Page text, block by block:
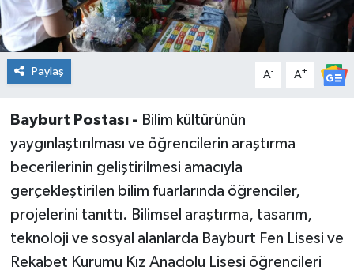
Paylaş A- A+
Bayburt Postası - Bilim kültürünün
yaygınlaştırılması ve öğrencilerin araştırma
becerilerinin geliştirilmesi amacıyla
gerçekleştirilen bilim fuarlarında öğrenciler,
projelerini tanıttı. Bilimsel araştırma, tasarım,
teknoloji ve sosyal alanlarda Bayburt Fen Lisesi ve
Rekabet Kurumu Kız Anadolu Lisesi öğrencileri